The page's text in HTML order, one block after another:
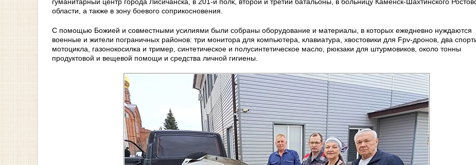
области, а также в зону боевого соприкосновения.
С помощью Божией и совместными усилиями были собраны оборудование и материалы, в которых ежедневно нуждаются
военные и жители пограничных районов: три монитора для компьютера, клавиатура, хвостовики для Fpv-дронов, два
мотоцикла, газонокосилка и тример, синтетическое и полусинтетическое масло, рюкзаки для штурмовиков, около тонны
продуктовой и вещевой помощи и средства личной гигиены.